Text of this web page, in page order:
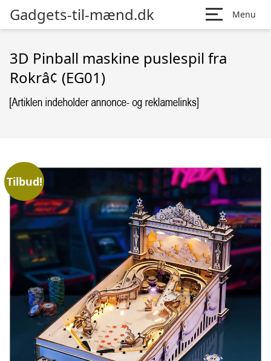
Gadgets-til-mænd.dk Menu
3D Pinball maskine puslespil fra
Rokrâ¢ (EG01)
Tilbud!